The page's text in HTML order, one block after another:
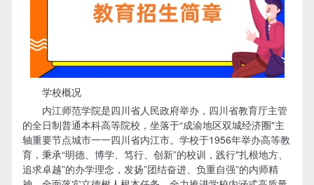
学校概况
内江师范学院是四川省人民政府举办，四川省教育厅主管
的全日制普通本科高等院校，坐落于“成渝地区双城经济圈"主
轴重要节点城市一一四川省内江市。学校于1956年举办高等教
育，秉承“明德、博学、笃行、创新”的校训，践行"扎根地方、
追求卓越”的办学理念，发扬”团结奋进、负重自强”的内师精